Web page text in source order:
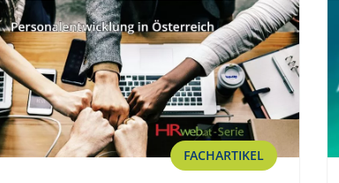
FACHARTIKEL